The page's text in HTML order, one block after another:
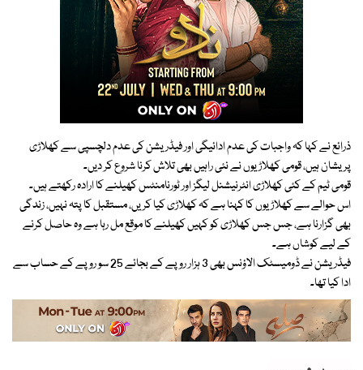
ذرائع نے کہا کہ واجبات کی عدم ادائیگی اور فیڈریشن کی عدم دلچسپی سے کھلاڑی
پریشان ہیں، قومی کھلاڑیوں نے نئی راہیں بھی تلاش کرنا شروع کر دیں۔
قومی ٹیم کے کئی کھلاڑی انٹرنیشنل لیگز اور ٹورنامنٹس کھیلنے کا ارادہ رکھتے ہیں۔
اس حوالے سے کھلاڑیوں کا کہنا ہے کہ کھلاڑی کیا کریں، مستقبل کا پتہ نہیں، زندگی
بھی گزارنا ہے، جس جس کھلاڑی کو کہیں کھیلنے کا موقع مل رہا ہے وہ حاصل کرنے
کے لیے کوشاں ہے۔
فیڈریشن نے ڈومیسٹک الاؤنس بھی 3 ہزار روپے کے بجائے 25 سو روپے کے حساب سے
ادا کیا تھا۔